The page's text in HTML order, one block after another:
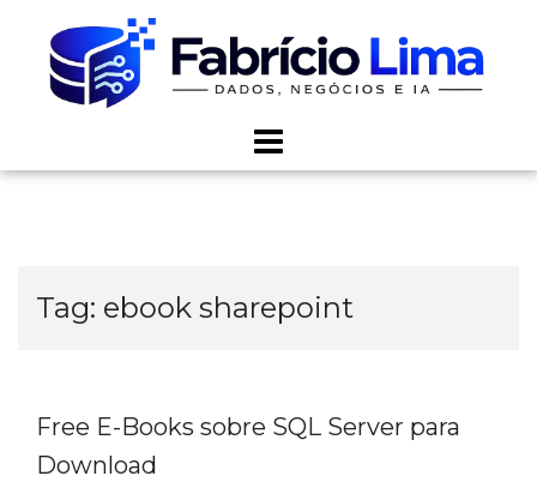
content
Tag: ebook sharepoint
Free E-Books sobre SQL Server para
Download